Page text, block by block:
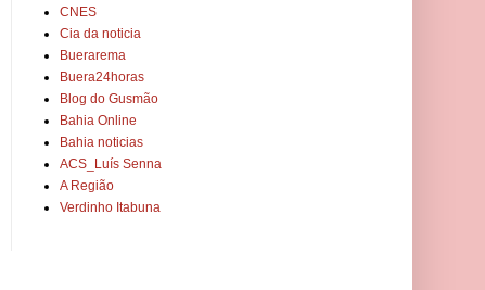
CNES
Cia da noticia
Buerarema
Buera24horas
Blog do Gusmão
Bahia Online
Bahia noticias
ACS_Luís Senna
A Região
Verdinho Itabuna